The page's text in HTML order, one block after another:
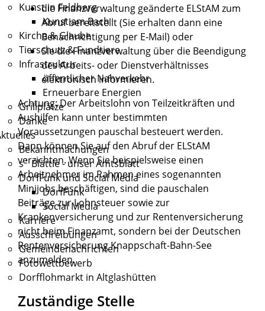
Kunst in Feldberg
Kunst am Bach
Kirche & Glaube
Tierschutz & Fundtiere
Infrastruktur
öffentlicher Nahverkehr
Erneuerbare Energien
Grillplätze
Danke
Bekanntmachungen
s´ Blättle - unser Amtsblatt
DorfFunk und Social Media
DorfFunk
Social Media
Karriere
Ausschreibungen
Gemeindenachrichten
Fotowettbewerb
Dorfflohmarkt in Altglashütten
die Finanzverwaltung geänderte ELStAM zum
Abruf bereitstellt (Sie erhalten dann eine
Benachrichtigung per E-Mail) oder
Sie die Finanzverwaltung über die Beendigung
des Arbeits- oder Dienstverhältnisses
elektronisch informieren.
Achtung: Der Arbeitslohn von Teilzeitkräften und
Aushilfen kann unter bestimmten
Voraussetzungen pauschal besteuert werden.
Dann können Sie auf den Abruf der ELStAM
verzichten. Wenn Sie beispielsweise einen
Arbeitnehmer im Rahmen eines sogenannten
Minijobs beschäftigen, sind die pauschalen
Beiträge zur Lohnsteuer sowie zur
Krankenversicherung und zur Rentenversicherung
nicht beim Finanzamt, sondern bei der Deutschen
Rentenversicherung Knappschaft-Bahn-See
anzumelden.
Zuständige Stelle